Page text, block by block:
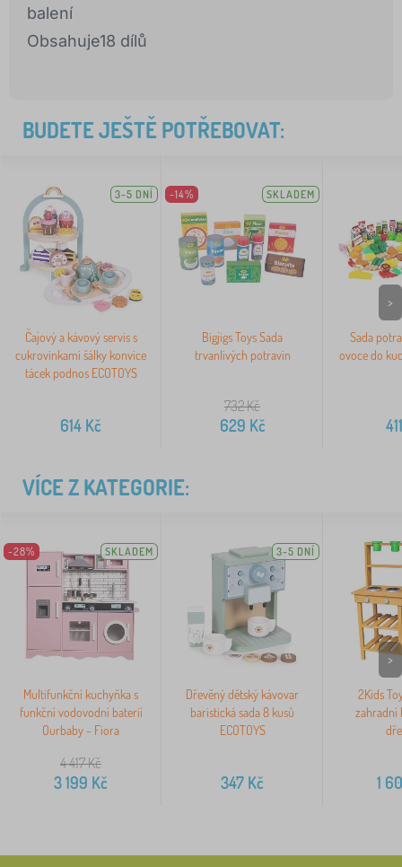
balení
Obsahuje18 dílů
BUDETE JEŠTĚ POTŘEBOVAT:
3-5 DNÍ
Čajový a kávový servis s
cukrovinkami šálky konvice
tácek podnos ECOTOYS
614 Kč
-14% SKLADEM
Bigjigs Toys Sada
trvanlivých potravin
732Kč
629 Kč
Sada
ovoce do
411
>
VÍCE Z KATEGORIE:
-28% SKLADEM
Multifunkční kuchyňka s
funkční vodovodní baterií
Ourbaby - Fiora
4 417Kč
3 199 Kč
3-5 DNÍ
Dřevěný dětský kávovar
baristická sada 8 kusů
ECOTOYS
347 Kč
2Kids
zahradní
1
>